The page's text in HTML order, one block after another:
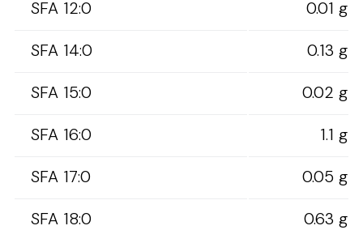
SFA 12:0
0.01 g
SFA 14:0
0.13 g
SFA 15:0
0.02 g
SFA 16:0
1.1 g
SFA 17:0
0.05 g
SFA 18:0
0.63 g